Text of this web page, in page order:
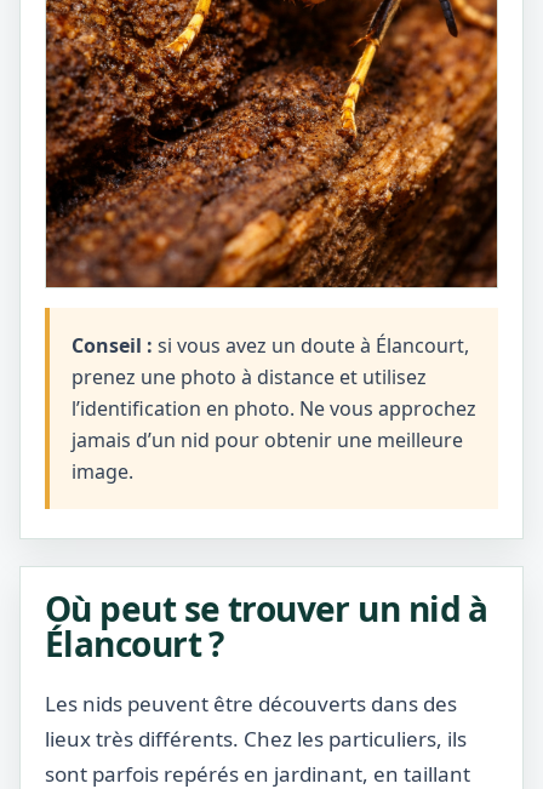
Conseil : si vous avez un doute à Élancourt,
prenez une photo à distance et utilisez
l’identification en photo. Ne vous approchez
jamais d’un nid pour obtenir une meilleure
image.
Où peut se trouver un nid à
Élancourt ?
Les nids peuvent être découverts dans des
lieux très différents. Chez les particuliers, ils
sont parfois repérés en jardinant, en taillant